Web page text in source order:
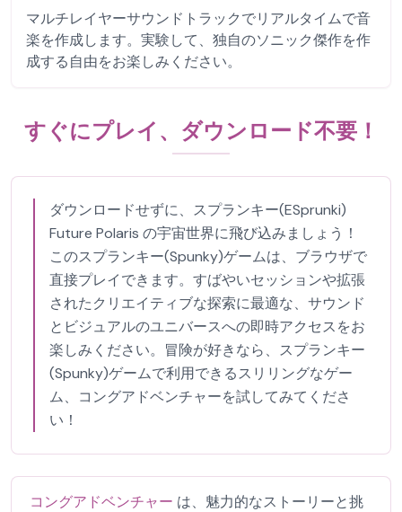
マルチレイヤーサウンドトラックでリアルタイムで音
楽を作成します。実験して、独自のソニック傑作を作
成する自由をお楽しみください。
すぐにプレイ、ダウンロード不要！
ダウンロードせずに、スプランキー(ESprunki)
Future Polaris の宇宙世界に飛び込みましょう！
このスプランキー(Spunky)ゲームは、ブラウザで
直接プレイできます。すばやいセッションや拡張
されたクリエイティブな探索に最適な、サウンド
とビジュアルのユニバースへの即時アクセスをお
楽しみください。冒険が好きなら、スプランキー
(Spunky)ゲームで利用できるスリリングなゲー
ム、コングアドベンチャーを試してみてくださ
い！
コングアドベンチャー は、魅力的なストーリーと挑